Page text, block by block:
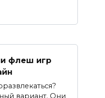
флеш игр
вариант. Они